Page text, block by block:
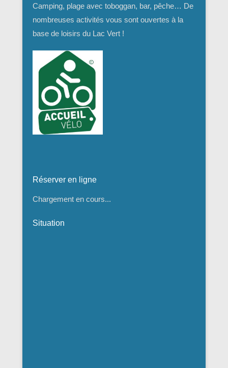
Camping, plage avec toboggan, bar, pêche… De
nombreuses activités vous sont ouvertes à la
base de loisirs du Lac Vert !
Réserver en ligne
Chargement en cours...
Situation